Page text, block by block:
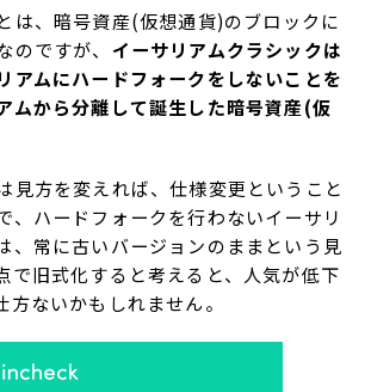
は、暗号資産(仮想通貨)のブロックに
のですが、 イーサリアムクラシックは
アムにハードフォークをしないことを
ムから分離して誕生した暗号資産(仮
見方を変えれば、仕様変更ということ
、ハードフォークを行わないイーサリ
、常に古いバージョンのままという見
で旧式化すると考えると、人気が低下
方ないかもしれません。